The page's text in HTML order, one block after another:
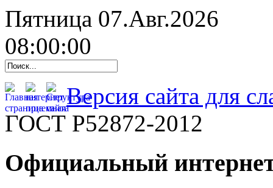
Пятница 07.Авг.2026
08:00:01
Версия сайта для
ГОСТ Р52872-2012
Официальный